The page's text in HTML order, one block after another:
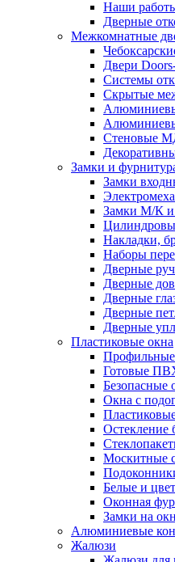
Наши
Дверные
Межкомнатные
Двери
Системы
Скрытые
Стеновые
Замки и
Замки
Замки М/К
Накладки,
Наборы
Дверные
Дверные
Дверные
Дверные
Дверные
Пластиковые окна
Готовые
Безопасные
Окна с
Остекление
Москитные
Белые и
Оконная
Замки на
Алюминиевые
Жалюзи